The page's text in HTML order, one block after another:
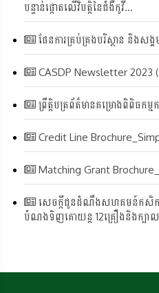
បន្ទាន់ផ្តោតលើវិបត្តិនៃជំងឺកូវី...
ផែនការគ្រប់គ្រងបរិស្ថាន និងសង្គ
CASDP Newsletter 2023
ព្រឹត្តិបត្រព័ត៌មានគម្រោងពិពិធកម្
Credit Line
Matching Grant
សេចក្ដីជូនដំណឹងសហគមន៍កសិក
បំណងទិញគោយន្ដ 12គ្រឿងនិងក្បាល